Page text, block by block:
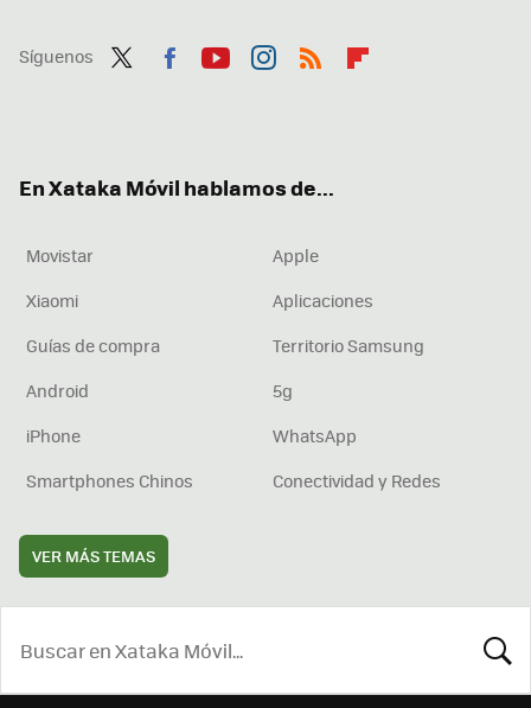
Síguenos
En Xataka Móvil hablamos de...
Movistar
Apple
Xiaomi
Aplicaciones
Guías de compra
Territorio Samsung
Android
5g
iPhone
WhatsApp
Smartphones Chinos
Conectividad y Redes
VER MÁS TEMAS